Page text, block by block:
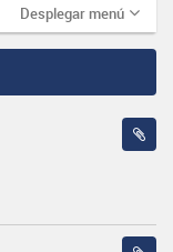
Desplegar menú